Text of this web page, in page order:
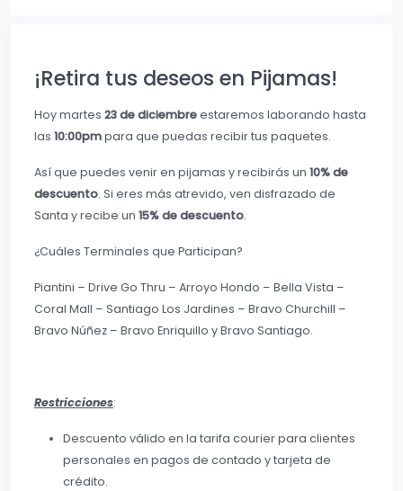
¡Retira tus deseos en Pijamas!
Hoy martes 23 de diciembreestaremos laborando hasta
las 10:00pmpara que puedas recibir tus paquetes.
Así que puedes venir en pijamas y recibirás un 10% de
descuento. Si eres más atrevido, ven disfrazado de
Santa y recibe un 15% de descuento.
¿Cuáles Terminales que Participan?
Piantini – Drive Go Thru – Arroyo Hondo – Bella Vista –
Coral Mall – Santiago Los Jardines – Bravo Churchill –
Bravo Núñez – Bravo Enriquillo y Bravo Santiago.
Restricciones:
Descuento válido en la tarifa courier para clientes
personales en pagos de contado y tarjeta de
crédito.